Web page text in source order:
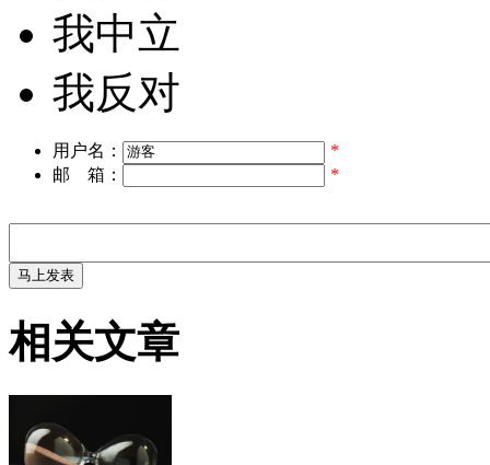
我中立
我反对
用户名：
*
邮 箱：
*
相关文章